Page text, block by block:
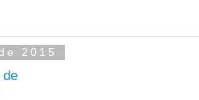
2015